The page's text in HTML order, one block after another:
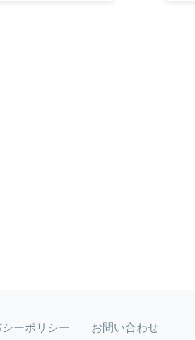
ーポリシー お問い合わせ